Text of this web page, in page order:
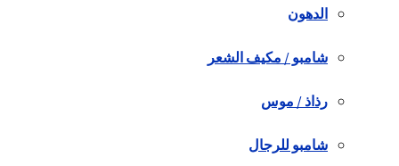
الدهون
شامبو / مكيف الشعر
رذاذ / موس
شامبو للرجال